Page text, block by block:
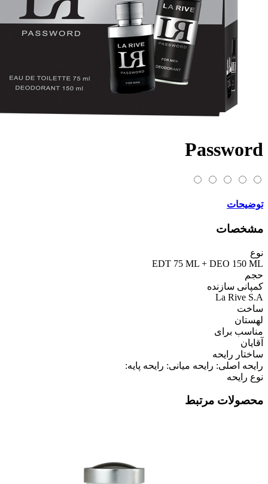
Password
توضیحات
مشخصات
نوع
EDT 75 ML + DEO 150 ML
حجم
کمپانی سازنده
La Rive S.A
ساخت
لهستان
مناسب برای
آقایان
ساختار رایحه
رایحه اصلی: رایحه میانی: رایحه پایه:
نوع رایحه
محصولات مرتبط